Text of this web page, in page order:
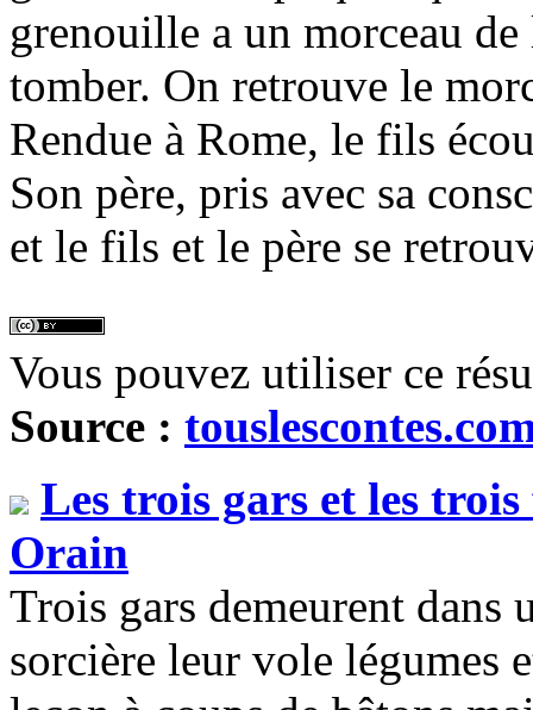
grenouille a un morceau
tomber. On retrouve le
Rendue à Rome, le fils
Son père, pris avec sa
et le fils et le père se
Vous pouvez utiliser ce
Source :
Les trois gars et les
Orain
Trois gars demeurent dans
sorcière leur vole légumes